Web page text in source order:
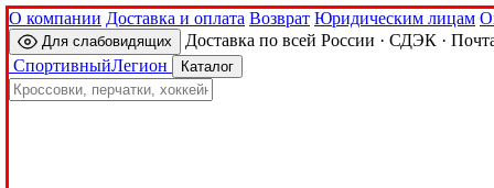
О компании Доставка и оплата Возврат Юридическим лицам
Для слабовидящих
Доставка по всей России · СДЭК ·
СпортивныйЛегион Каталог